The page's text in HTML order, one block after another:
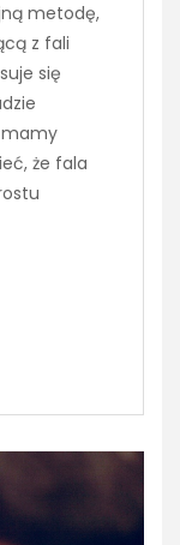
metodę,
z fali
się
mamy
że fala